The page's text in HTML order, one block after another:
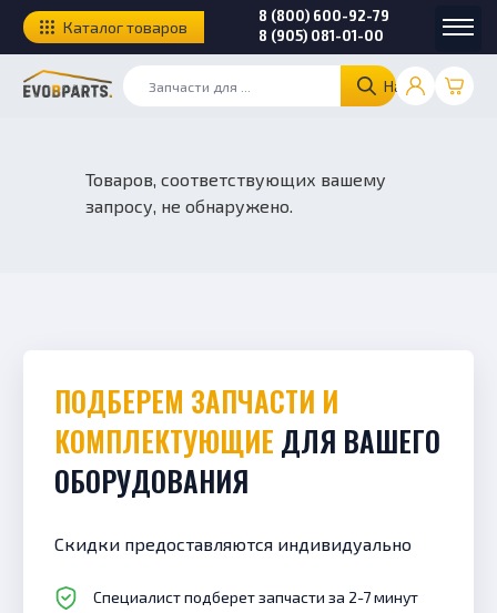
Найти
8 (800) 600-92-79
8 (905) 081-01-00
Каталог товаров
Товаров, соответствующих вашему
запросу, не обнаружено.
ПОДБЕРЕМ ЗАПЧАСТИ И
КОМПЛЕКТУЮЩИЕ ДЛЯ ВАШЕГО
ОБОРУДОВАНИЯ
Скидки предоставляются индивидуально
Специалист подберет запчасти за 2-7 минут